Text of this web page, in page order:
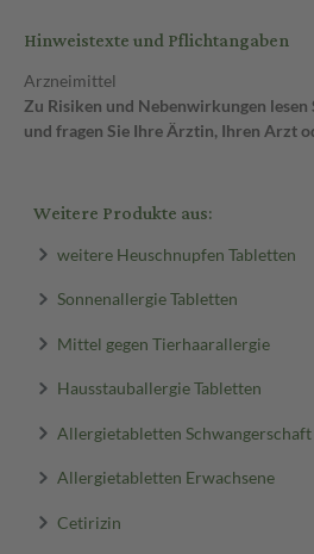
Hinweistexte und Pflichtangaben
Arzneimittel
Zu Risiken und Nebenwirkungen lesen
und fragen Sie Ihre Ärztin, Ihren Arzt
Weitere Produkte aus:
weitere Heuschnupfen Tabletten
Sonnenallergie Tabletten
Mittel gegen Tierhaarallergie
Hausstauballergie Tabletten
Allergietabletten Schwangerschaft
Allergietabletten Erwachsene
Cetirizin